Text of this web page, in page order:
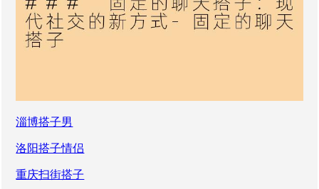
淄博搭子男
洛阳搭子情侣
重庆扫街搭子